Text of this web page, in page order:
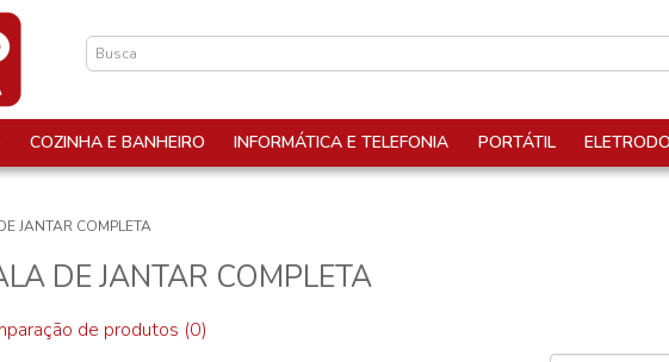
COZINHA E BANHEIRO INFORMÁTICA E TELEFONIA PORTÁTIL
JANTAR COMPLETA
DE JANTAR COMPLETA
de produtos (0)